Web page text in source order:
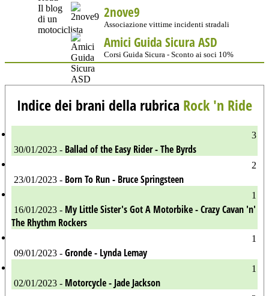
2nove9
Associazione vittime incidenti stradali
Amici Guida Sicura ASD
Corsi Guida Sicura - Sconto ai soci 10%
Indice dei brani della rubrica Rock 'n Ride
3
30/01/2023 - Ballad of the Easy Rider - The Byrds
2
23/01/2023 - Born To Run - Bruce Springsteen
1
16/01/2023 - My Little Sister's Got A Motorbike - Crazy Cavan 'n'
The Rhythm Rockers
1
09/01/2023 - Gronde - Lynda Lemay
1
02/01/2023 - Motorcycle - Jade Jackson